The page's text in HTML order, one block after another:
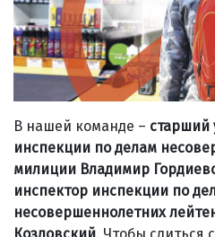
В нашей команде – старший
инспекции по делам
милиции Владимир
инспектор инспекции по
несовершеннолетних